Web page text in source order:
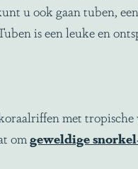
u ook gaan tuben,
is een leuke en
met
omgeweldige